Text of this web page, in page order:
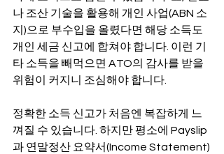
나 조산 기술을 활용해 개인 사업(ABN 소
지)으로 부수입을 올렸다면 해당 소득도
개인 세금 신고에 합쳐야 합니다. 이런 기
타 소득을 빼먹으면 ATO의 감사를 받을
위험이 커지니 조심해야 합니다.
정확한 소득 신고가 처음엔 복잡하게 느
껴질 수 있습니다. 하지만 평소에 Payslip
과 연말정산 요약서(Income Statement)